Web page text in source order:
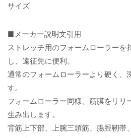
サイズ
■メーカー説明文引用
ストレッチ用のフォームローラーを
し、遠征先に便利。
通常のフォームローラーより硬く、
す。
フォームローラー同様、筋膜をリリ
生み出します。
背筋上下部、上腕三頭筋、腸脛靭帯